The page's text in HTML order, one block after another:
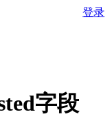
登录
字段